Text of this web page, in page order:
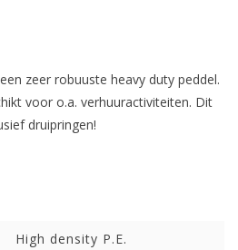
zeer robuuste heavy duty peddel.
voor o.a. verhuuractiviteiten. Dit
druipringen!
High density P.E.